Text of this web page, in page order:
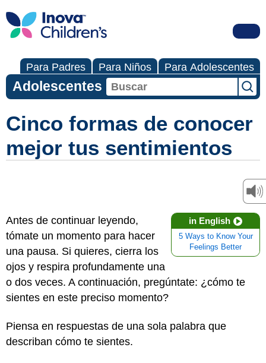
Para Padres Para Niños Para Adolescentes
Adolescentes
Cinco formas de conocer
mejor tus sentimientos
in English
5 Ways to Know Your
Feelings Better
Antes de continuar leyendo,
tómate un momento para hacer
una pausa. Si quieres, cierra los
ojos y respira profundamente una
o dos veces. A continuación, pregúntate: ¿cómo te
sientes en este preciso momento?
Piensa en respuestas de una sola palabra que
describan cómo te sientes.